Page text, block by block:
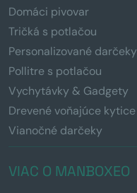
Domáci pivovar
Tričká s potlačou
Personalizované darčeky
Pollitre s potlačou
Vychytávky & Gadgety
Drevené voňajúce kytice
Vianočné darčeky
VIAC O MANBOXEO